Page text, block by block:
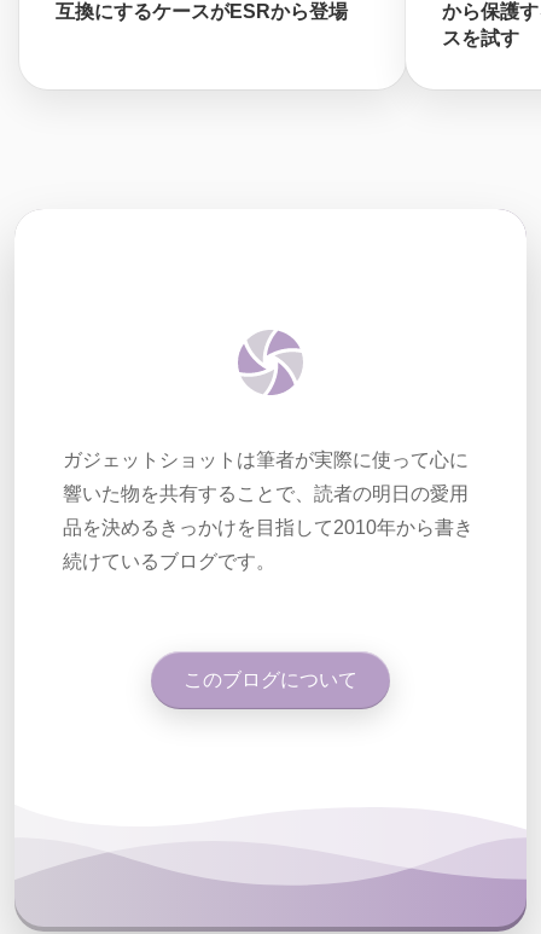
互換にするケースがESRから登場
から保護
スを試す
ガジェットショットは筆者が実際に使って心に
響いた物を共有することで、読者の明日の愛用
品を決めるきっかけを目指して2010年から書き
続けているブログです。
このブログについて